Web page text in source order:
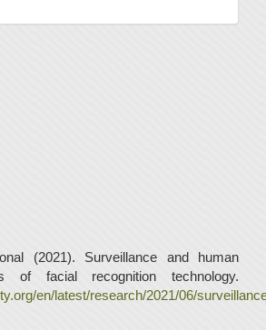
(2021). Surveillance and human
of facial recognition technology.
en/latest/research/2021/06/